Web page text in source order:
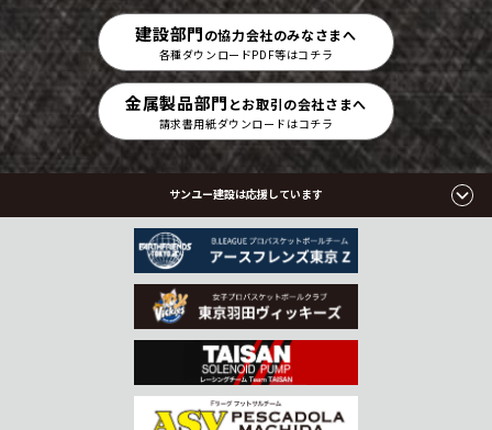
建設部門の協力会社のみなさまへ
各種ダウンロードPDF等はコチラ
金属製品部門 とお取引の会社さまへ
請求書用紙ダウンロードはコチラ
サンユー建設は応援しています